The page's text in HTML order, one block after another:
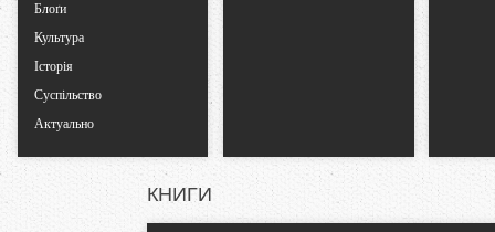
Блоґи
Культура
Історія
Суспільство
Актуально
КНИГИ